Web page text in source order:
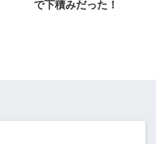
で下積みだった！